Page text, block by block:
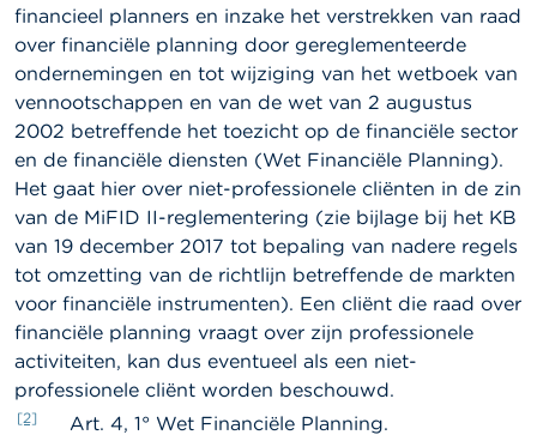
financieel planners en inzake het verstrekken van raad
over financiële planning door gereglementeerde
ondernemingen en tot wijziging van het wetboek van
vennootschappen en van de wet van 2 augustus
2002 betreffende het toezicht op de financiële sector
en de financiële diensten (Wet Financiële Planning).
Het gaat hier over niet-professionele cliënten in de zin
van de MiFID II-reglementering (zie bijlage bij het KB
van 19 december 2017 tot bepaling van nadere regels
tot omzetting van de richtlijn betreffende de markten
voor financiële instrumenten). Een cliënt die raad over
financiële planning vraagt over zijn professionele
activiteiten, kan dus eventueel als een niet-
professionele cliënt worden beschouwd.
[2] Art. 4, 1° Wet Financiële Planning.